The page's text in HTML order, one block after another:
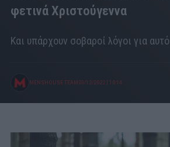
φετινά Χριστούγεννα
Και υπάρχουν σοβαροί λόγοι για αυτό
MENSHOUSE TEAM 03/12/2022 10:14